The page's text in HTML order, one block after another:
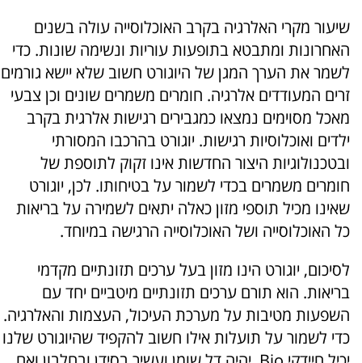
שיעור מקרי האלרגיה בקרב האוכלוסייה עולה בשנים
האחרונות ומתבטא בתופעות עוריות ונשימה שונות. כדי
לשמר את הערך המגן של היוגורט חשוב שלא יישא גורמים
זרים המעודדים אלרגיה. חומרים משמרים שונים וכן צבעי
מאכל מסוימים נמצאו כמגבירים רגישות אלרגית בקרב
ילדים ואוכלוסיות רגישות. יוגורט בהרכבו המסורתי
ובטכנולוגיות היצור החדשות אינו זקוק לתוספת של
חומרים משמרים בכדי לשמור על בטיחותו. לכן, יוגורט
שאינו מכיל תוספי מזון כאלה יתאים לשמירה על בריאות
כל האוכלוסייה ושל האוכלוסייה הרגישה במיוחד.
לסיכום, יוגורט הינו מזון בעל ערכים תזונתיים מקדמי
בריאות. הוא תורם ערכים תזונתיים מיטביים יחד עם
השפעות מטיבות על מערכת העיכול, העצמות והאלרגיה.
כדי לשמור על תועלות אילו חשוב להקפיד שהיוגורט שלנו